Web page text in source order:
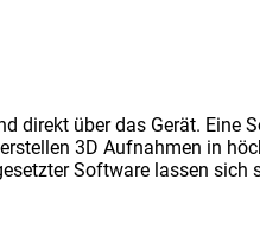
direkt über das Gerät.
3D Aufnahmen in
Software lassen